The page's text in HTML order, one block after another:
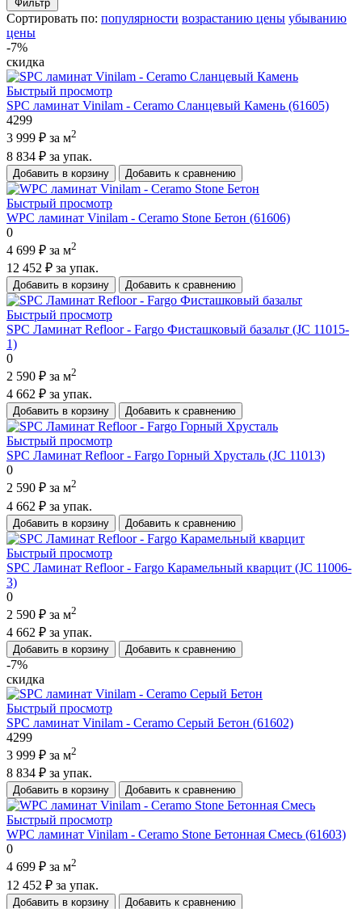
Фильтр
Сортировать по: популярности возрастанию цены убыванию
цены
-7%
скидка
Быстрый просмотр
SPC ламинат Vinilam - Ceramo Сланцевый Камень (61605)
4299
3 999 ₽ за м2
8 834 ₽ за упак.
Добавить в корзину Добавить к сравнению
Быстрый просмотр
WPC ламинат Vinilam - Ceramo Stone Бетон (61606)
0
4 699 ₽ за м2
12 452 ₽ за упак.
Добавить в корзину Добавить к сравнению
Быстрый просмотр
SPC Ламинат Refloor - Fargo Фисташковый базальт (JC 11015-
1)
0
2 590 ₽ за м2
4 662 ₽ за упак.
Добавить в корзину Добавить к сравнению
Быстрый просмотр
SPC Ламинат Refloor - Fargo Горный Хрусталь (JC 11013)
0
2 590 ₽ за м2
4 662 ₽ за упак.
Добавить в корзину Добавить к сравнению
Быстрый просмотр
SPC Ламинат Refloor - Fargo Карамельный кварцит (JC 11006-
3)
0
2 590 ₽ за м2
4 662 ₽ за упак.
Добавить в корзину Добавить к сравнению
-7%
скидка
Быстрый просмотр
SPC ламинат Vinilam - Ceramo Серый Бетон (61602)
4299
3 999 ₽ за м2
8 834 ₽ за упак.
Добавить в корзину Добавить к сравнению
Быстрый просмотр
WPC ламинат Vinilam - Ceramo Stone Бетонная Смесь (61603)
0
4 699 ₽ за м2
12 452 ₽ за упак.
Добавить в корзину Добавить к сравнению